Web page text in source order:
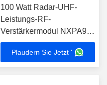
100 Watt Radar-UHF-
Leistungs-RF-
Verstärkermodul NXPA9.2
9,6 GHz
Plaudern Sie Jetzt '